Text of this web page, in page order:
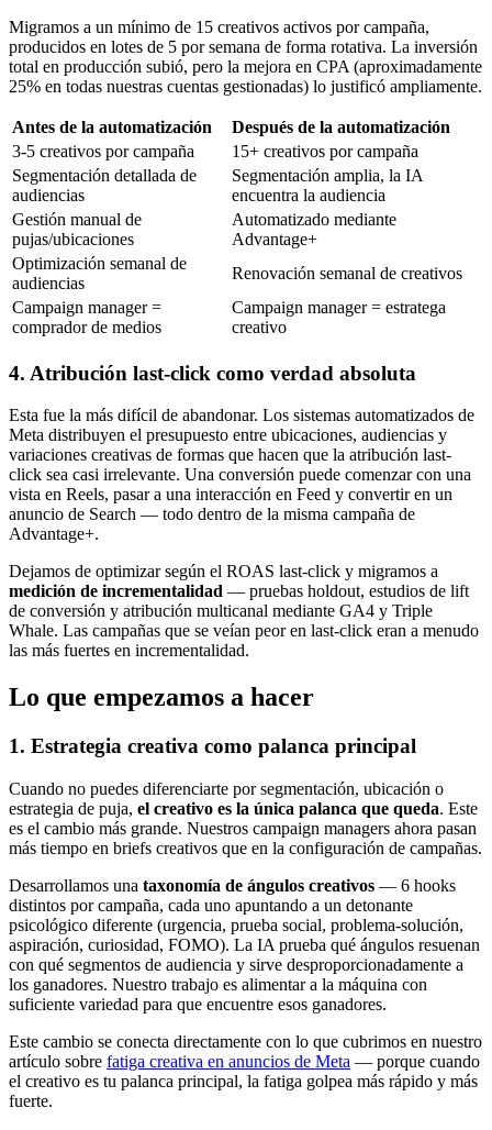
Migramos a un mínimo de 15 creativos activos por campaña,
producidos en lotes de 5 por semana de forma rotativa. La inversión
total en producción subió, pero la mejora en CPA (aproximadamente
25% en todas nuestras cuentas gestionadas) lo justificó ampliamente.
Antes de la automatización
Después de la automatización
3-5 creativos por campaña
15+ creativos por campaña
Segmentación detallada de
audiencias
Segmentación amplia, la IA
encuentra la audiencia
Gestión manual de
pujas/ubicaciones
Automatizado mediante
Advantage+
Optimización semanal de
audiencias
Renovación semanal de creativos
Campaign manager =
comprador de medios
Campaign manager = estratega
creativo
4. Atribución last-click como verdad absoluta
Esta fue la más difícil de abandonar. Los sistemas automatizados de
Meta distribuyen el presupuesto entre ubicaciones, audiencias y
variaciones creativas de formas que hacen que la atribución last-
click sea casi irrelevante. Una conversión puede comenzar con una
vista en Reels, pasar a una interacción en Feed y convertir en un
anuncio de Search — todo dentro de la misma campaña de
Advantage+.
Dejamos de optimizar según el ROAS last-click y migramos a
medición de incrementalidad — pruebas holdout, estudios de lift
de conversión y atribución multicanal mediante GA4 y Triple
Whale. Las campañas que se veían peor en last-click eran a menudo
las más fuertes en incrementalidad.
Lo que empezamos a hacer
1. Estrategia creativa como palanca principal
Cuando no puedes diferenciarte por segmentación, ubicación o
estrategia de puja, el creativo es la única palanca que queda. Este
es el cambio más grande. Nuestros campaign managers ahora pasan
más tiempo en briefs creativos que en la configuración de campañas.
Desarrollamos una taxonomía de ángulos creativos — 6 hooks
distintos por campaña, cada uno apuntando a un detonante
psicológico diferente (urgencia, prueba social, problema-solución,
aspiración, curiosidad, FOMO). La IA prueba qué ángulos resuenan
con qué segmentos de audiencia y sirve desproporcionadamente a
los ganadores. Nuestro trabajo es alimentar a la máquina con
suficiente variedad para que encuentre esos ganadores.
Este cambio se conecta directamente con lo que cubrimos en nuestro
artículo sobre fatiga creativa en anuncios de Meta — porque cuando
el creativo es tu palanca principal, la fatiga golpea más rápido y más
fuerte.